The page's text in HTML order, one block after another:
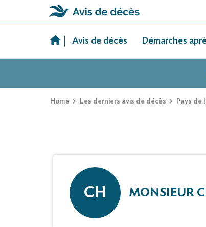
Avis de décès Démarches
Home Les derniers avis de décès Pays de
CH MONSIEUR